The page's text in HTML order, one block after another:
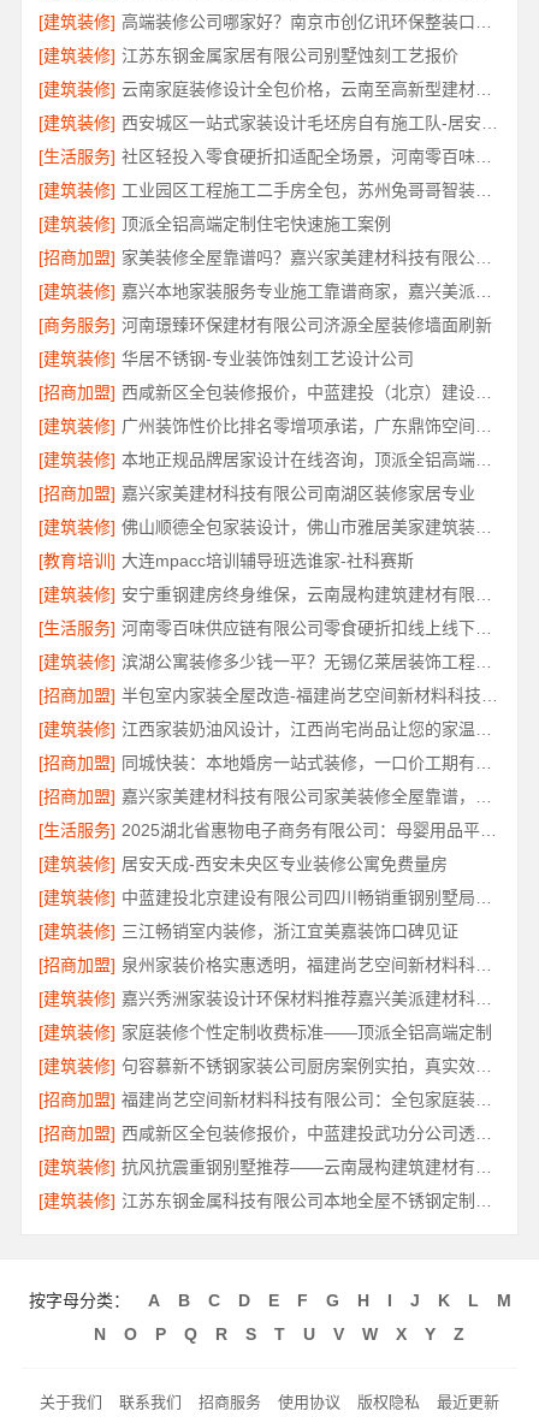
[建筑装修]
[建筑装修] 江苏东钢金属家居有限公司别墅蚀刻工艺报价
[建筑装修]
云南家庭装修设计全包价格，云南至高新型建材有限公司精准预算
[建筑装修]
[生活服务]
社区轻投入零食硬折扣适配全场景，河南零百味供应链有限公司
[建筑装修]
工业园区工程施工二手房全包，苏州兔哥哥智装新材料有限公司责任明确
[建筑装修] 顶派全铝高端定制住宅快速施工案例
[招商加盟]
家美装修全屋靠谱吗？嘉兴家美建材科技有限公司专业解答
[建筑装修]
[商务服务] 河南璟臻环保建材有限公司济源全屋装修墙面刷新
[建筑装修] 华居不锈钢-专业装饰蚀刻工艺设计公司
[招商加盟]
西咸新区全包装修报价，中蓝建投（北京）建设有限公司武功分公司透明公正
[建筑装修]
[建筑装修]
本地正规品牌居家设计在线咨询，顶派全铝高端定制
[招商加盟] 嘉兴家美建材科技有限公司南湖区装修家居专业
[建筑装修]
佛山顺德全包家装设计，佛山市雅居美家建筑装饰工程有限公司
[教育培训] 大连mpacc培训辅导班选谁家-社科赛斯
[建筑装修]
[生活服务]
河南零百味供应链有限公司零食硬折扣线上线下联动
[建筑装修]
滨湖公寓装修多少钱一平？无锡亿莱居装饰工程材料有限公司报价透明
[招商加盟]
[建筑装修]
[招商加盟]
[招商加盟]
[生活服务]
2025湖北省惠物电子商务有限公司：母婴用品平台优缺点分析
[建筑装修] 居安天成-西安未央区专业装修公寓免费量房
[建筑装修]
[建筑装修] 三江畅销室内装修，浙江宜美嘉装饰口碑见证
[招商加盟]
泉州家装价格实惠透明，福建尚艺空间新材料科技有限公司
[建筑装修]
嘉兴秀洲家装设计环保材料推荐嘉兴美派建材科技有限公司
[建筑装修] 家庭装修个性定制收费标准——顶派全铝高端定制
[建筑装修]
句容慕新不锈钢家装公司厨房案例实拍，真实效果见证
[招商加盟]
福建尚艺空间新材料科技有限公司：全包家庭装修口碑优选报价明细
[招商加盟]
西咸新区全包装修报价，中蓝建投武功分公司透明合理
[建筑装修]
[建筑装修]
按字母分类： A B C D E F G H I J K L
M
N
O P Q R S T U V W X Y Z
关于我们 联系我们 招商服务 使用协议 版权隐私 最近更新